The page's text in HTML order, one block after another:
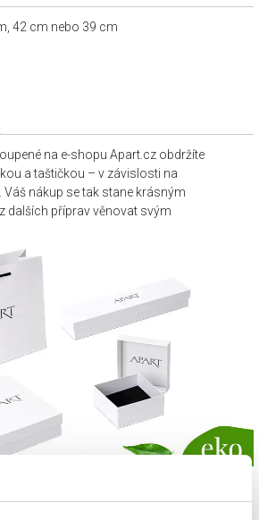
42 cm nebo 39 cm
na e-shopu Apart.cz obdržíte
a taštičkou – v závislosti na
nákup se tak stane krásným
dalších příprav věnovat svým